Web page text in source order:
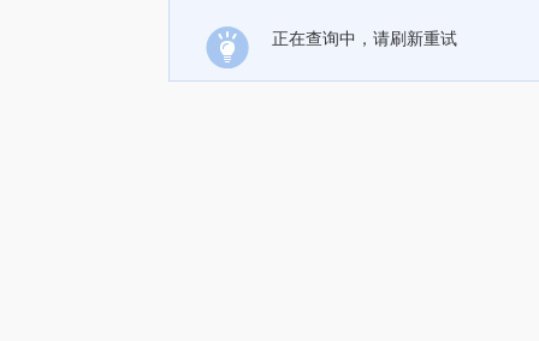
正在查询中，请刷新重试